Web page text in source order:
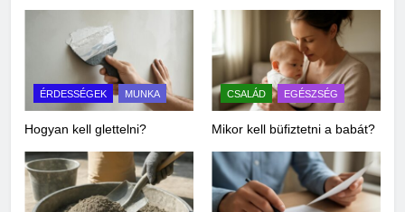
ÉRDESSÉGEK MUNKA
Hogyan kell glettelni?
CSALÁD EGÉSZSÉG
Mikor kell büfiztetni a babát?